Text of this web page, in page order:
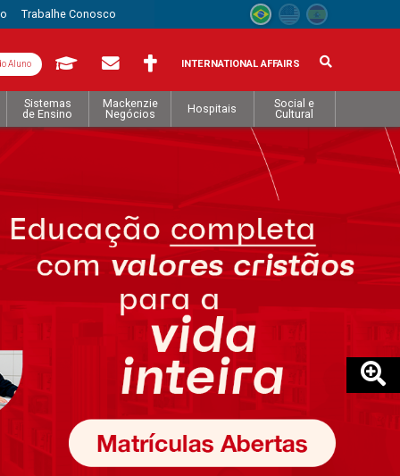
Trabalhe Conosco
Aluno INTERNATIONAL AFFAIRS
Sistemas
de Ensino
Mackenzie
Negócios
Hospitais
Social e
Cultural